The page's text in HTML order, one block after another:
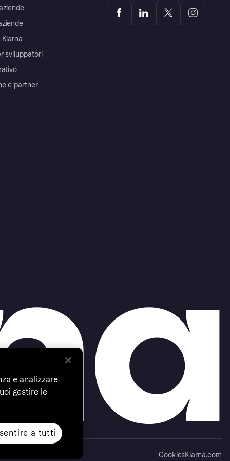
sviluppatori
e partner
CookiesKlarna.com
e analizzare
gestire le
a tutti